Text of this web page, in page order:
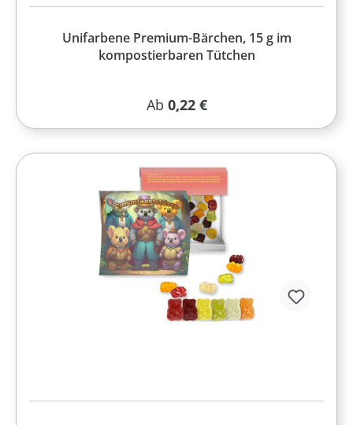
Unifarbene Premium-Bärchen, 15 g im
kompostierbaren Tütchen
Regulärer Preis:
Ab 0,22 €